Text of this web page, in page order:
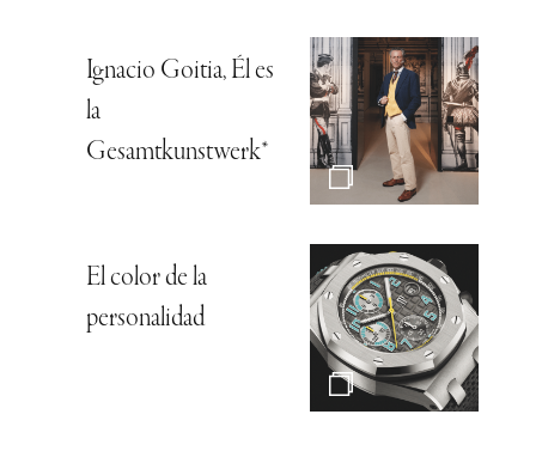
Ignacio Goitia, Él es
la
Gesamtkunstwerk*
El color de la
personalidad